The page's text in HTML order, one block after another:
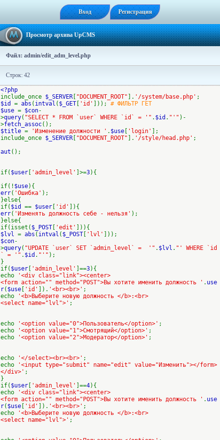
Вход Регистрация
Просмотр архива UpCMS
Файл: admin/edit_adm_level.php
Строк: 42
<?php
include_once $_SERVER "DOCUMENT_ROOT" ]. '/system/base.php' ;
$id = abs ( intval ( $_GET 'id' ])); # ФИЛЬТР ГЕТ
$use = $con-
>query( "SELECT * FROM `user` WHERE `id` = '" . $id . "'" )-
>fetch_assoc();
$title = 'Изменение должности ' . $use 'login'
];
include_once $_SERVER "DOCUMENT_ROOT" ]. '/style/head.php' ;
aut ();
if( $user 'admin_level' ]>=3){
if(! $use){
err( 'Ошибка' );
}else{
if( $id == $user 'id'
]){
err( 'Изменять должность себе - нельзя' );
}else{
if(isset( $_POST 'edit'
])){
$lvl = abs ( intval ( $_POST 'lvl'
]));
$con-
>query( "UPDATE `user` SET `admin_level` = '" . $lvl . "' WHERE `id
` = '" . $id . "'" );
}
if( $user 'admin_level' ]==3){
echo
'<div class="link"><center>
<form action="" method="POST">Вы хотите именить должность ' . use
r( $use 'id' ]). '<br><br>' ;
echo
'<b>Выберите новую должность </b>:<br>
<select name="lvl">' ;
echo '<option value="0">Пользователь</option>' ;
echo
'<option value="1">Смотрящий</option>' ;
echo
'<option value="2">Модератор</option>' ;
echo '</select><br><br>' ;
echo
'<input type="submit" name="edit" value="Изменить"></form>
</div>' ;
}
if( $user 'admin_level' ]==4){
echo
'<div class="link"><center>
<form action="" method="POST">Вы хотите именить должность ' . use
r( $use 'id' ]). '<br><br>' ;
echo
'<b>Выберите новую должность </b>:<br>
<select name="lvl">' ;